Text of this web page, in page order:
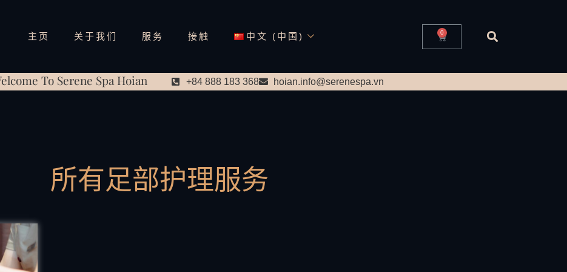
主页 关于我们 服务 接触 中文 (中国) 0
To Serene Spa Hoian +84 888 183 368 hoian.info@serenespa.vn
所有足部护理服务​